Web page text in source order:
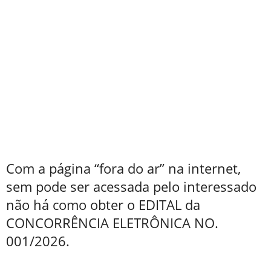
Com a página “fora do ar” na internet,
sem pode ser acessada pelo interessado
não há como obter o EDITAL da
CONCORRÊNCIA ELETRÔNICA NO.
001/2026.